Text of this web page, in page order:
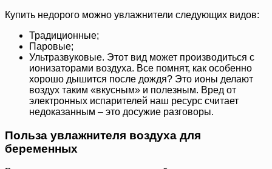
Купить недорого можно увлажнители следующих видов:
Традиционные;
Паровые;
Ультразвуковые. Этот вид может производиться с
ионизаторами воздуха. Все помнят, как особенно
хорошо дышится после дождя? Это ионы делают
воздух таким «вкусным» и полезным. Вред от
электронных испарителей наш ресурс считает
недоказанным – это досужие разговоры.
Польза увлажнителя воздуха для
беременных